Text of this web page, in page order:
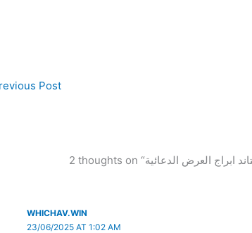
Post
WHICHAV.WIN
23/06/2025 AT 1:02 AM